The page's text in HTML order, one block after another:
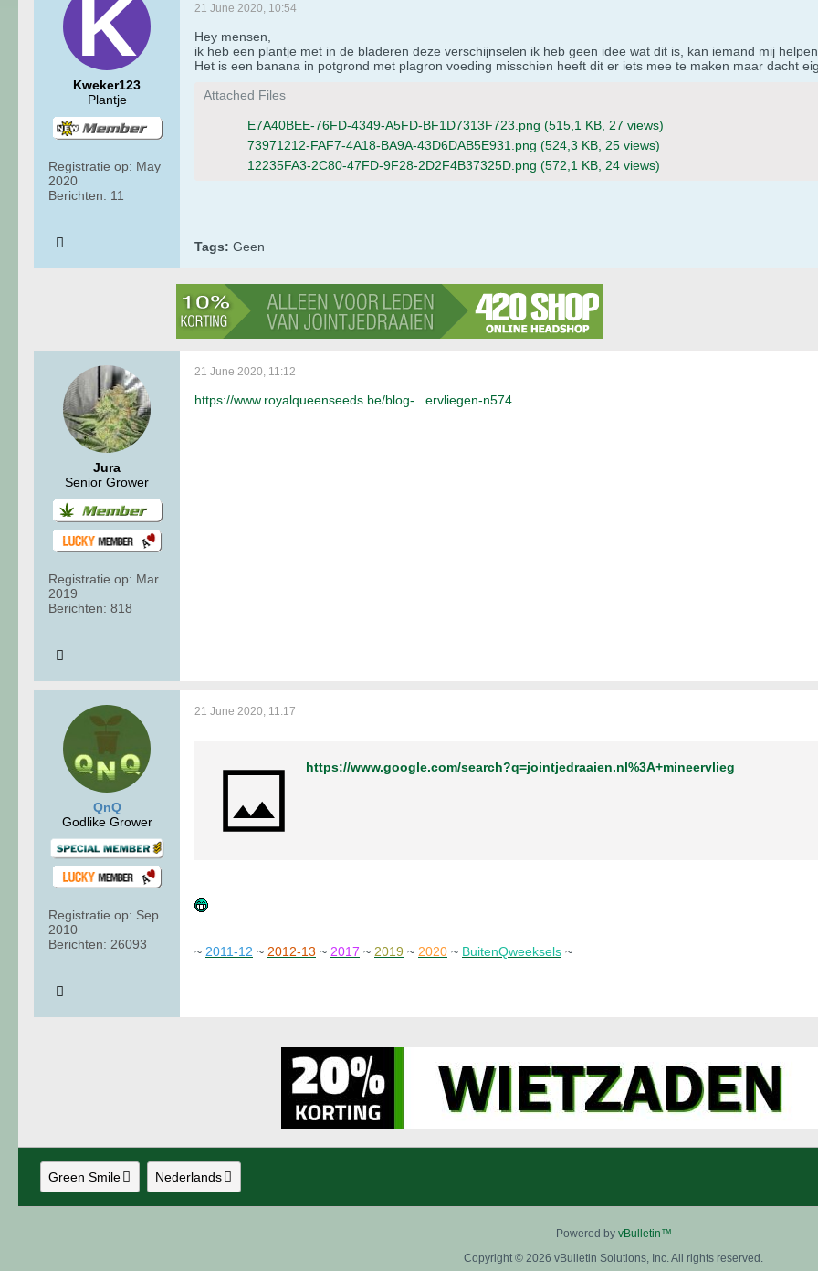
Kweker123
Plantje
Registratie op: May
2020
Berichten: 11
21 June 2020, 10:54
Hey mensen,
ik heb een plantje met in de bladeren deze verschijnselen ik heb geen idee wat dit is, kan iemand mij
Het is een banana in potgrond met plagron voeding misschien heeft dit er iets mee te maken maar dacht
Attached Files
E7A40BEE-76FD-4349-A5FD-BF1D7313F723.png (515,1 KB, 27 views)
73971212-FAF7-4A18-BA9A-43D6DAB5E931.png (524,3 KB, 25 views)
12235FA3-2C80-47FD-9F28-2D2F4B37325D.png (572,1 KB, 24 views)
Tags: Geen
Jura
Senior Grower
Registratie op: Mar
2019
Berichten: 818
21 June 2020, 11:12
https://www.royalqueenseeds.be/blog-...ervliegen-n574
QnQ
Godlike Grower
Registratie op: Sep
2010
Berichten: 26093
21 June 2020, 11:17
https://www.google.com/search?q=jointjedraaien.nl%3A+mineervlieg
~ 2011-12 ~ 2012-13 ~ 2017 ~ 2019 ~ 2020 ~ BuitenQweeksels ~
Green Smile Nederlands
Powered by vBulletin™
Copyright © 2026 vBulletin Solutions, Inc. All rights reserved.